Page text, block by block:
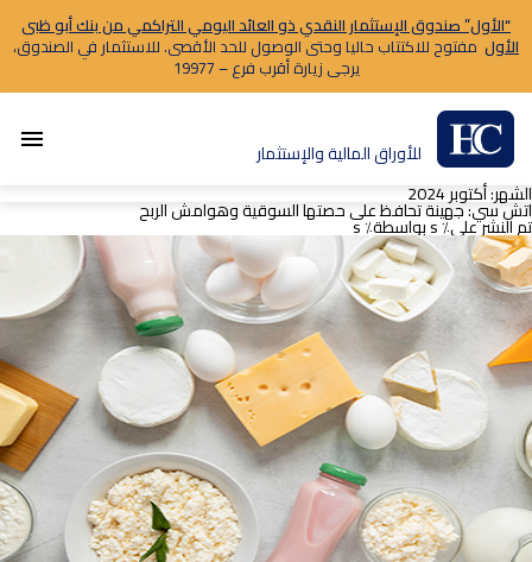
“الأول” صندوق الإستثمار النقدي ذو العائد اليومي التراكمي من بنك أبو ظبى
الأول مفتوح للاكتتاب حاليا وحتى الوصول للحد الأقصى. للاستثمار في الصندوق،
يرجى زيارة أقرب فرع – 19977
للأوراق المالية والإستثمار menu
الشهر:أكتوبر 2024
اتش سي: جهينة تحافظ على حصتها السوقية وهوامش الربح
تم النشر على٪ s بواسطة٪ s